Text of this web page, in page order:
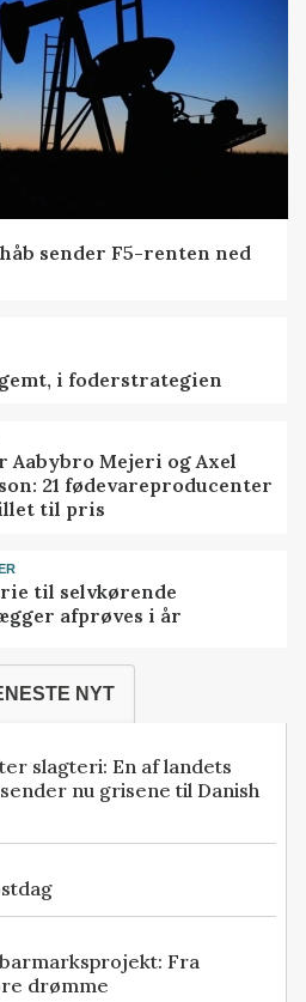
sender F5-renten ned
i foderstrategien
Aabybro Mejeri og Axel
21 fødevareproducenter
til pris
til selvkørende
afprøves i år
NYT
slagteri: En af landets
nu grisene til Danish
Fra
drømme